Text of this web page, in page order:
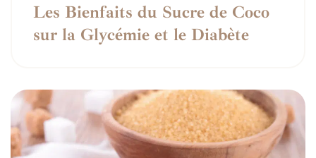
Les Bienfaits du Sucre de Coco
sur la Glycémie et le Diabète